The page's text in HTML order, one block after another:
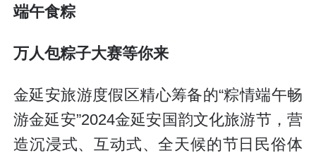
端午食粽
万人包粽子大赛等你来
金延安旅游度假区精心筹备的“粽情端午畅
游金延安”2024金延安国韵文化旅游节，营
造沉浸式、互动式、全天候的节日民俗体